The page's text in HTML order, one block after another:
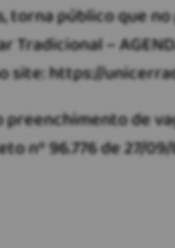
público que
Tradicional –
site: https://
de
96.776 de 27/